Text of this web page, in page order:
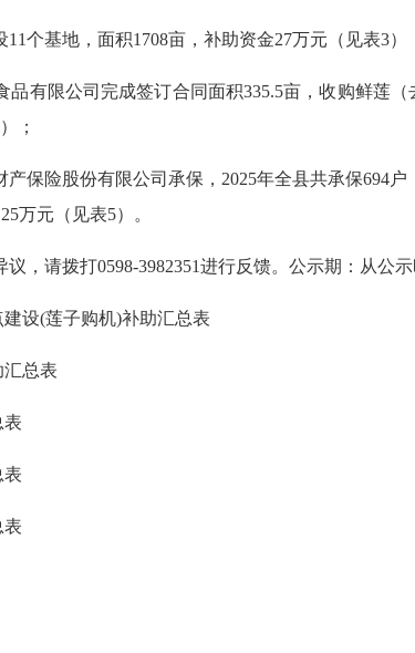
基地，面积1708亩，补助资金27万元（见表3）
限公司完成签订合同面积335.5亩，收购鲜莲（
；
险股份有限公司承保，2025年全县共承保694户
万元（见表5）。
请拨打0598-3982351进行反馈。公示期：从公示
设(莲子购机)补助汇总表
总表